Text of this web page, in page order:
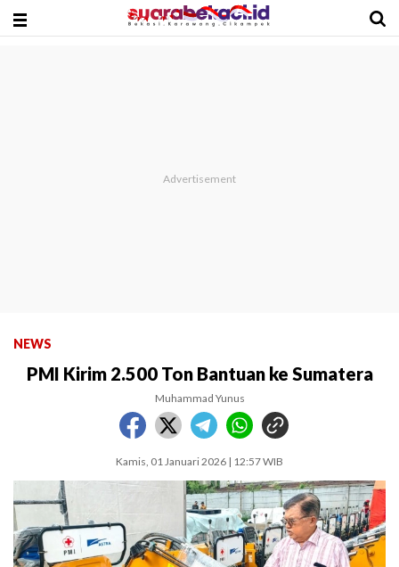
NEWS
PMI Kirim 2.500 Ton Bantuan ke Sumatera
Muhammad Yunus
Kamis, 01 Januari 2026 | 12:57 WIB